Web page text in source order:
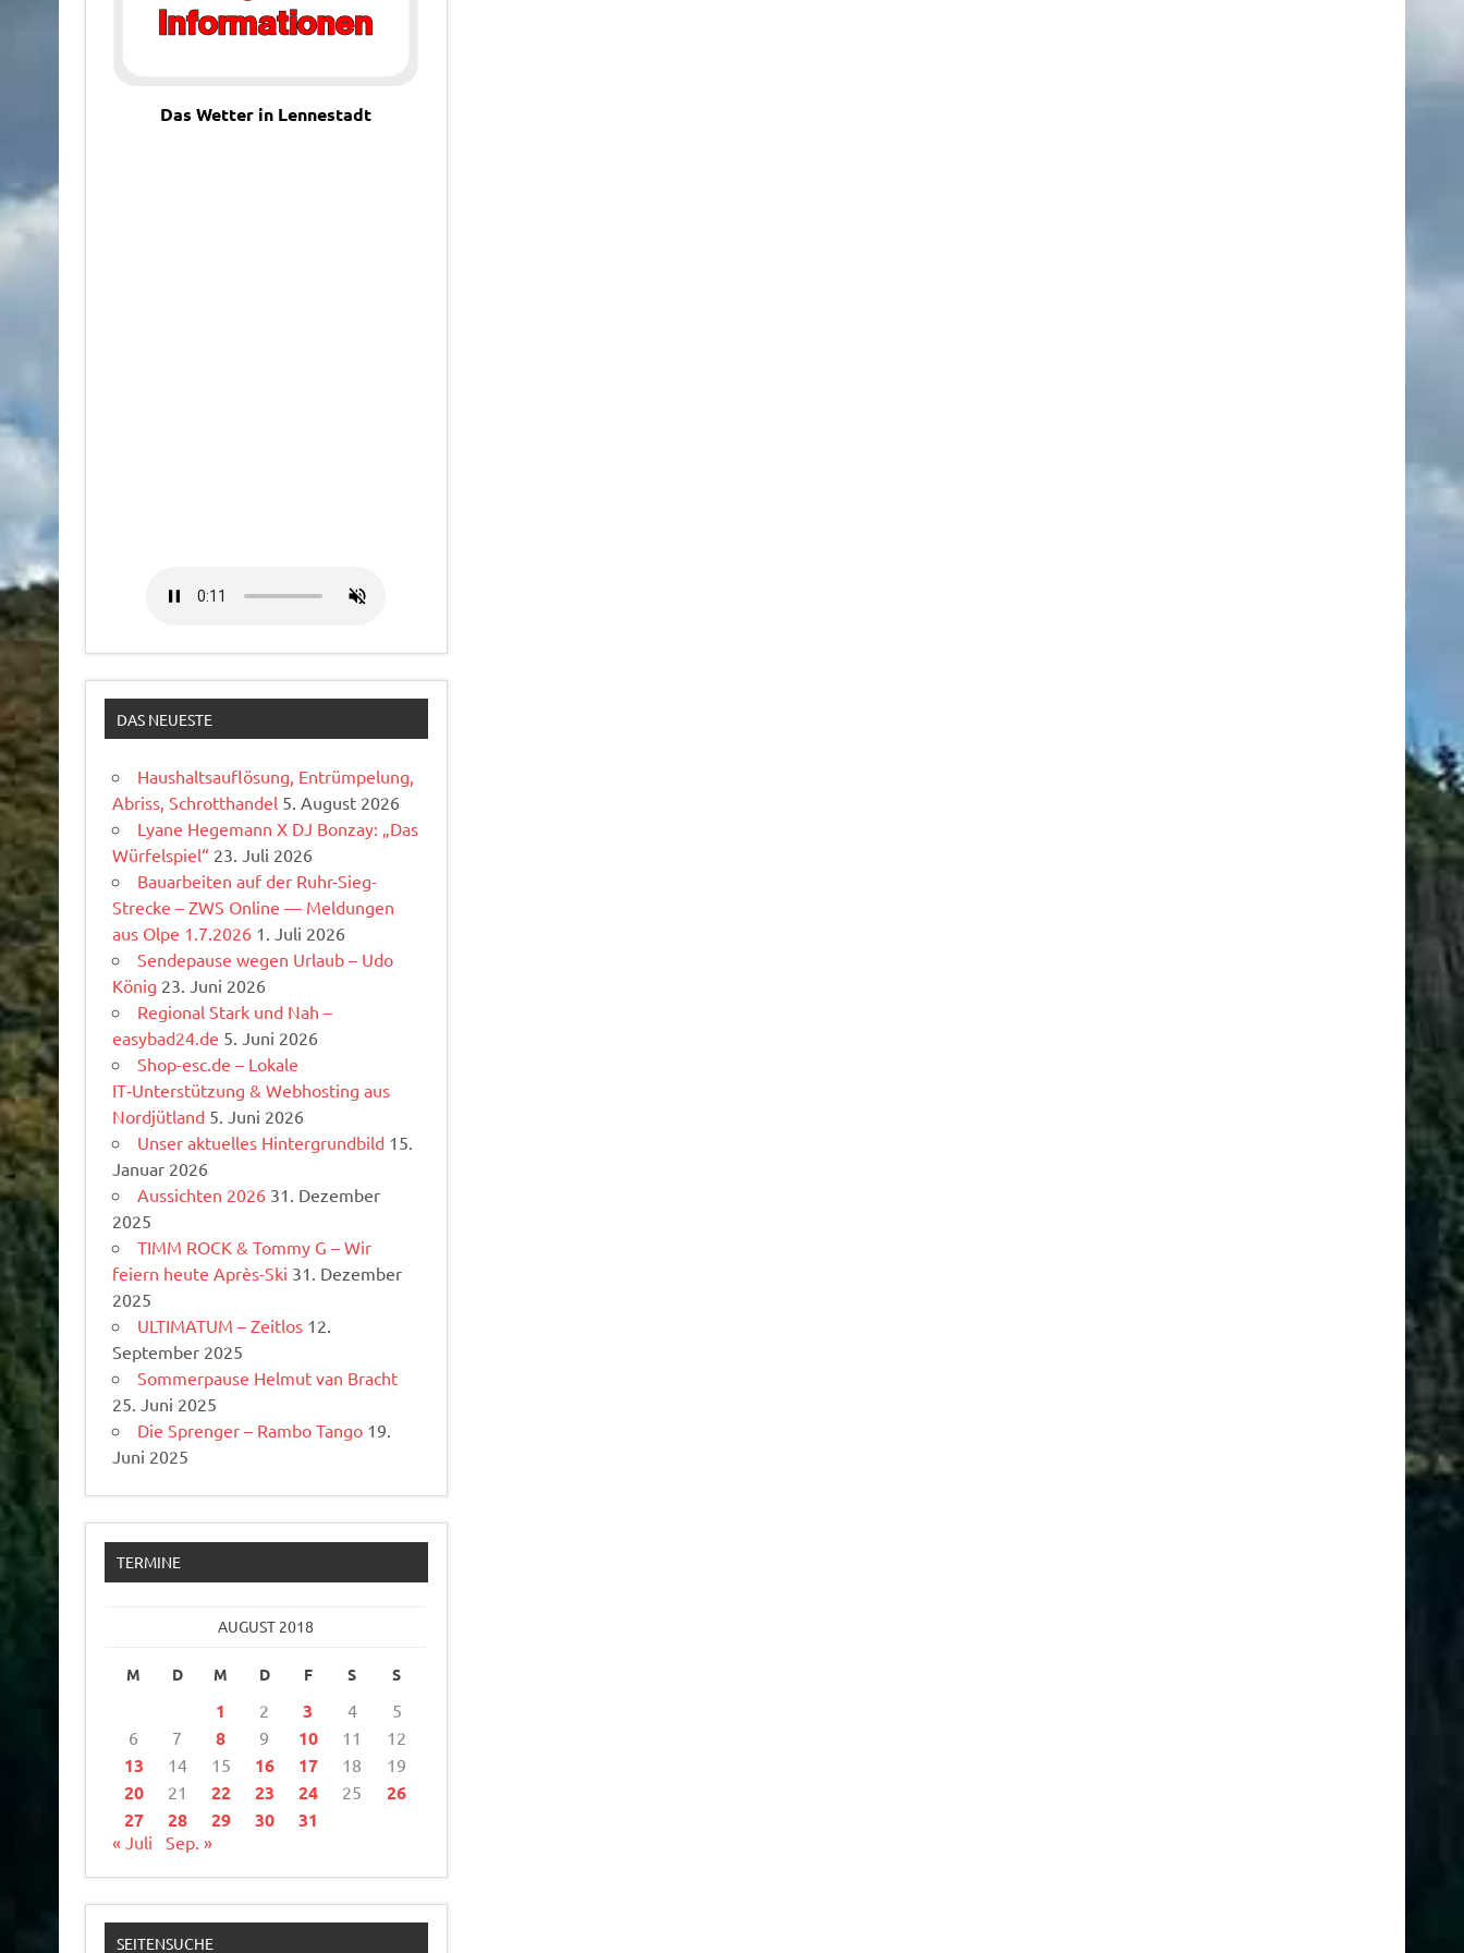
Das Wetter in Lennestadt
DAS NEUESTE
Haushaltsauflösung, Entrümpelung,
Abriss, Schrotthandel 5. August 2026
Lyane Hegemann X DJ Bonzay: „Das
Würfelspiel“ 23. Juli 2026
Bauarbeiten auf der Ruhr-Sieg-
Strecke – ZWS Online — Meldungen
aus Olpe 1.7.2026 1. Juli 2026
Sendepause wegen Urlaub – Udo
König 23. Juni 2026
Regional Stark und Nah –
easybad24.de 5. Juni 2026
Shop-esc.de – Lokale
IT‑Unterstützung & Webhosting aus
Nordjütland 5. Juni 2026
Unser aktuelles Hintergrundbild 15.
Januar 2026
Aussichten 2026 31. Dezember
2025
TIMM ROCK & Tommy G – Wir
feiern heute Après-Ski 31. Dezember
2025
ULTIMATUM – Zeitlos 12.
September 2025
Sommerpause Helmut van Bracht
25. Juni 2025
Die Sprenger – Rambo Tango 19.
Juni 2025
TERMINE
AUGUST 2018
M D M D F S S
1 2 3 4
5
6
7 8 9 10 11 12
13 14 15 16 17 18 19
20 21 22 23 24 25
26
27
28 29 30 31
« Juli Sep. »
SEITENSUCHE